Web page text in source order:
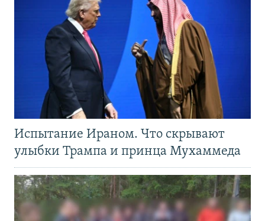
Испытание Ираном. Что скрывают
улыбки Трампа и принца Мухаммеда